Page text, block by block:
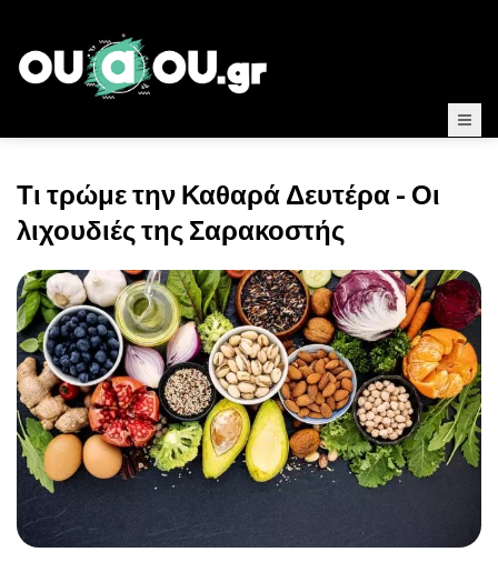
Τι τρώμε την Καθαρά Δευτέρα - Οι
λιχουδιές της Σαρακοστής